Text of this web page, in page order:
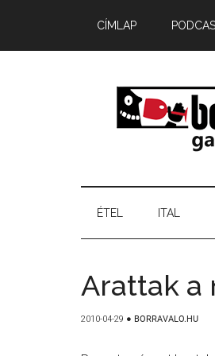
CÍMLAP
ÉTEL ITAL
Arattak a
2010-04-29 ● BORRAVALO.HU